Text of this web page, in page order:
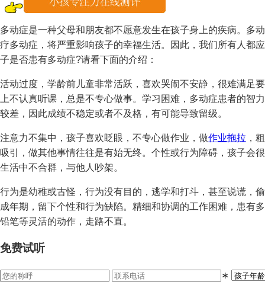
多动症是一种父母和朋友都不愿意发生在孩子身上的疾病。多
疗多动症，将严重影响孩子的幸福生活。因此，我们所有人都
子是否患有多动症?请看下面的介绍：
活动过度，学龄前儿童非常活跃，喜欢哭闹不安静，很难满足
上不认真听课，总是不专心做事。学习困难，多动症患者的智
较差，因此成绩不稳定或者不及格，有可能导致留级。
注意力不集中，孩子喜欢眨眼，不专心做作业，做作业拖拉 ，
吸引，做其他事情往往是有始无终。个性或行为障碍，孩子会
生活中不合群，与他人吵架。
行为是幼稚或古怪，行为没有目的，逃学和打斗，甚至说谎，
成年期，留下个性和行为缺陷。精细和协调的工作困难，患有
铅笔等灵活的动作，走路不直。
免费试听
∗